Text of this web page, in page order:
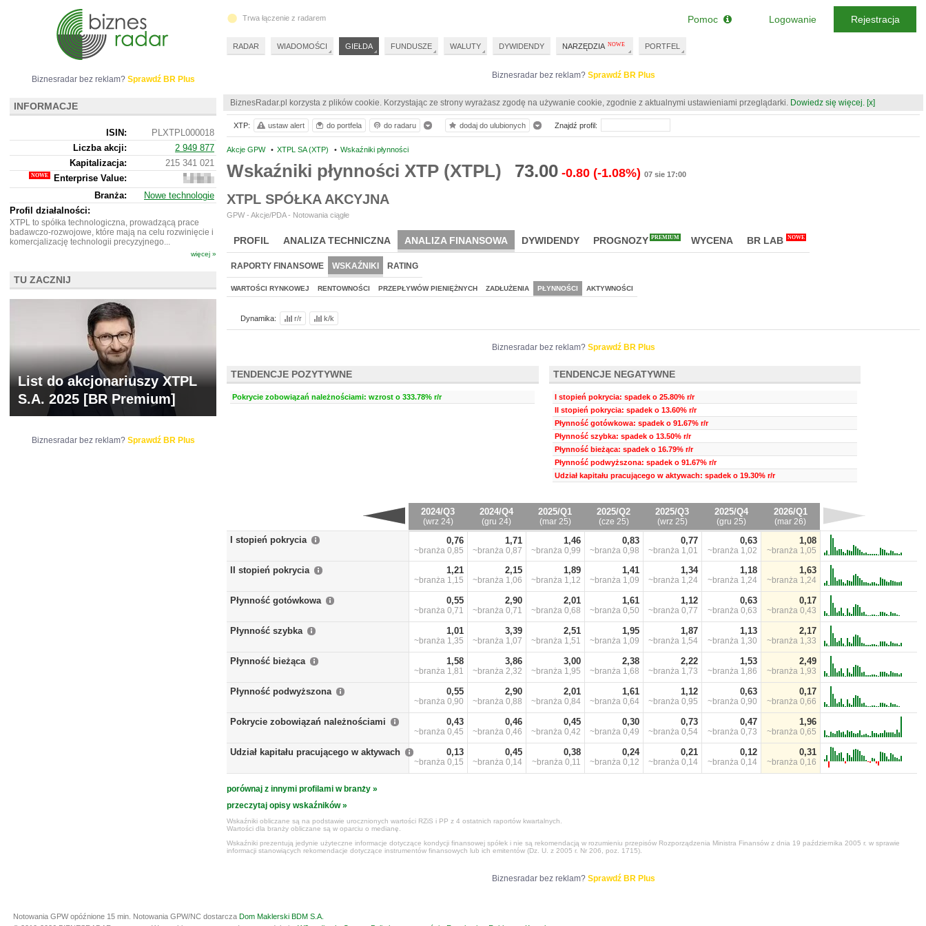
Biznesradar bez reklam? Sprawdź BR Plus
BiznesRadar.pl korzysta z plików cookie. Korzystając ze strony wyrażasz zgodę na używanie cookie, zgodnie z aktualnymi ustawieniami przeglądarki. Dowiedz się więcej. [x]
Akcje GPW • XTPL SA (XTP) • Wskaźniki płynności
Wskaźniki płynności XTP (XTPL) 73.00 -0.80 (-1.08%) 07 sie 17:00
XTPL SPÓŁKA AKCYJNA
GPW - Akcje/PDA - Notowania ciągłe
PROFIL ANALIZA TECHNICZNA ANALIZA FINANSOWA DYWIDENDY PROGNOZY PREMIUM WYCENA BR LAB NOWE
RAPORTY FINANSOWE WSKAŹNIKI RATING
WARTOŚCI RYNKOWEJ RENTOWNOŚCI PRZEPŁYWÓW PIENIĘŻNYCH ZADŁUŻENIA PŁYNNOŚCI AKTYWNOŚCI
Dynamika: r/r k/k
Biznesradar bez reklam? Sprawdź BR Plus
TENDENCJE POZYTYWNE
Pokrycie zobowiązań należnościami: wzrost o 333.78% r/r
TENDENCJE NEGATYWNE
I stopień pokrycia: spadek o 25.80% r/r
II stopień pokrycia: spadek o 13.60% r/r
Płynność gotówkowa: spadek o 91.67% r/r
Płynność szybka: spadek o 13.50% r/r
Płynność bieżąca: spadek o 16.79% r/r
Płynność podwyższona: spadek o 91.67% r/r
Udział kapitału pracującego w aktywach: spadek o 19.30% r/r
2024/Q3
(wrz 24)
2024/Q4
(gru 24)
2025/Q1
(mar 25)
2025/Q2
(cze 25)
2025/Q3
(wrz 25)
2025/Q4
(gru 25)
2026/Q1
(mar 26)
I stopień pokrycia 0,76
~branża 0,85
1,71
~branża 0,87
1,46
~branża 0,99
0,83
~branża 0,98
0,77
~branża 1,01
0,63
~branża 1,02
1,08
~branża 1,05
II stopień pokrycia 1,21
~branża 1,15
2,15
~branża 1,06
1,89
~branża 1,12
1,41
~branża 1,09
1,34
~branża 1,24
1,18
~branża 1,24
1,63
~branża 1,24
Płynność gotówkowa 0,55
~branża 0,71
2,90
~branża 0,71
2,01
~branża 0,68
1,61
~branża 0,50
1,12
~branża 0,77
0,63
~branża 0,63
0,17
~branża 0,43
Płynność szybka 1,01
~branża 1,35
3,39
~branża 1,07
2,51
~branża 1,51
1,95
~branża 1,09
1,87
~branża 1,54
1,13
~branża 1,30
2,17
~branża 1,33
Płynność bieżąca 1,58
~branża 1,81
3,86
~branża 2,32
3,00
~branża 1,95
2,38
~branża 1,68
2,22
~branża 1,73
1,53
~branża 1,86
2,49
~branża 1,93
Płynność podwyższona 0,55
~branża 0,90
2,90
~branża 0,88
2,01
~branża 0,84
1,61
~branża 0,64
1,12
~branża 0,95
0,63
~branża 0,90
0,17
~branża 0,66
Pokrycie zobowiązań należnościami 0,43
~branża 0,45
0,46
~branża 0,46
0,45
~branża 0,42
0,30
~branża 0,49
0,73
~branża 0,54
0,47
~branża 0,73
1,96
~branża 0,65
Udział kapitału pracującego w aktywach 0,13
~branża 0,15
0,45
~branża 0,14
0,38
~branża 0,11
0,24
~branża 0,12
0,21
~branża 0,14
0,12
~branża 0,14
0,31
~branża 0,16
porównaj z innymi profilami w branży »
przeczytaj opisy wskaźników »
Wskaźniki obliczane są na podstawie urocznionych wartości RZiS i PP z 4 ostatnich raportów kwartalnych.
Wartości dla branży obliczane są w oparciu o medianę.
Wskaźniki prezentują jedynie użyteczne informacje dotyczące kondycji finansowej spółek i nie są rekomendacją w rozumieniu przepisów Rozporządzenia Ministra Finansów z dnia 19 października 2005 r. w sprawie
informacji stanowiących rekomendacje dotyczące instrumentów finansowych lub ich emitentów (Dz. U. z 2005 r. Nr 206, poz. 1715).
Biznesradar bez reklam? Sprawdź BR Plus
XTP: ustaw alert do portfela do radaru dodaj do ulubionych Znajdź profil:
Biznesradar bez reklam? Sprawdź BR Plus
INFORMACJE
ISIN:
PLXTPL000018
Liczba akcji:
2 949 877
Kapitalizacja:
215 341 021
Enterprise Value:
229
347
021
Branża:
Nowe technologie
Profil działalności:
XTPL to spółka technologiczna, prowadzącą prace
badawczo-rozwojowe, które mają na celu rozwinięcie i
komercjalizację technologii precyzyjnego...
więcej »
TU ZACZNIJ
List do akcjonariuszy XTPL
S.A. 2025 [BR Premium]
Biznesradar bez reklam? Sprawdź BR Plus
Trwa łączenie z radarem
RADAR WIADOMOŚCI GIEŁDA FUNDUSZE WALUTY DYWIDENDY NARZĘDZIA PORTFEL
Pomoc Logowanie Rejestracja
Notowania GPW opóźnione 15 min. Notowania GPW/NC dostarcza Dom Maklerski BDM S.A.